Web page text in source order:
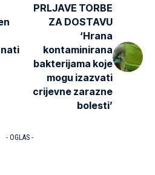
PRLJAVE TORBE
ZA DOSTAVU
‘Hrana
kontaminirana
bakterijama koje
mogu izazvati
crijevne zarazne
bolesti’
- OGLAS -